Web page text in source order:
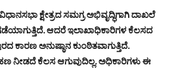
ಕ್ಷೇತ್ರದ ಸಮಗ್ರ ಅಭಿವೃದ್ಧಿಗಾಗಿ ದಾಖಲೆ
ಆದರೆ ಇಲಾಖಾಧಿಕಾರಿಗಳ ಕೆಲಸದ
ಕಾರಣ ಅನುಷ್ಠಾನ ಕುಂಠಿತವಾಗುತ್ತಿದೆ.
ನೀಡದೆ ಕೆಲಸ ಆಗುವುದಿಲ್ಲ. ಅಧಿಕಾರಿಗಳು ಈ